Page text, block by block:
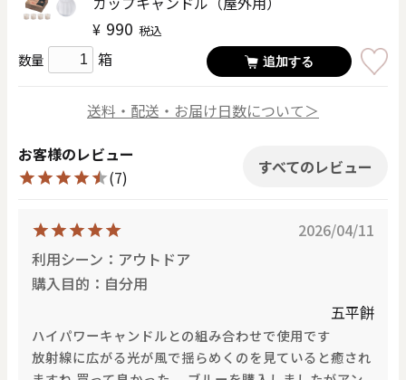
¥ 990 税込
数量 箱 追加する
送料・配送・お届け日数について＞
お客様のレビュー
(7)
すべてのレビュー
2026/04/11
利用シーン：アウトドア
購入目的：自分用
五平餅
ハイパワーキャンドルとの組み合わせで使用です
放射線に広がる光が風で揺らめくのを見ていると癒され